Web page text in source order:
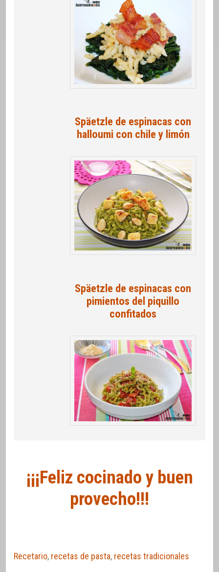
Späetzle de espinacas con
halloumi con chile y limón
Späetzle de espinacas con
pimientos del piquillo
confitados
¡¡¡Feliz cocinado y buen
provecho!!!
Recetario, recetas de pasta, recetas tradicionales